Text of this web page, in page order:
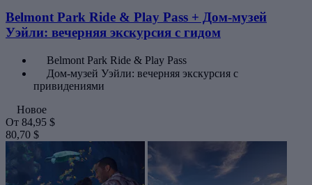
Belmont Park Ride & Play Pass + Дом-музей
Уэйли: вечерняя экскурсия с гидом
Belmont Park Ride & Play Pass
Дом-музей Уэйли: вечерняя экскурсия с
привидениями
Новое
От 84,95 $
80,70 $